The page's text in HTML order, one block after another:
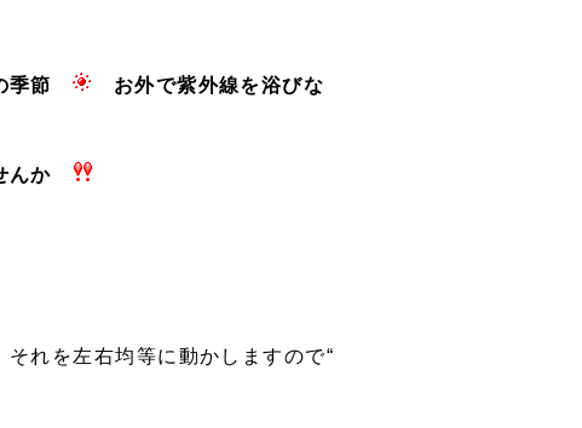
の季節
お外で紫外線を浴びな
んか
れを左右均等に動かしますので“